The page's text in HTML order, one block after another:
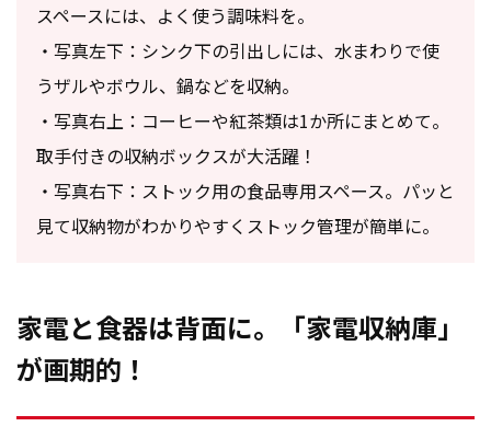
スペースには、よく使う調味料を。
・写真左下：シンク下の引出しには、水まわりで使
うザルやボウル、鍋などを収納。
・写真右上：コーヒーや紅茶類は1か所にまとめて。
取手付きの収納ボックスが大活躍！
・写真右下：ストック用の食品専用スペース。パッと
見て収納物がわかりやすくストック管理が簡単に。
家電と食器は背面に。「家電収納庫」
が画期的！